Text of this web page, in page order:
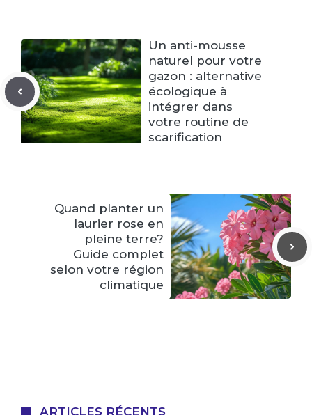
Un anti-mousse
naturel pour votre
gazon : alternative
écologique à
intégrer dans
votre routine de
scarification
Quand planter un
laurier rose en
pleine terre?
Guide complet
selon votre région
climatique
ARTICLES RÉCENTS